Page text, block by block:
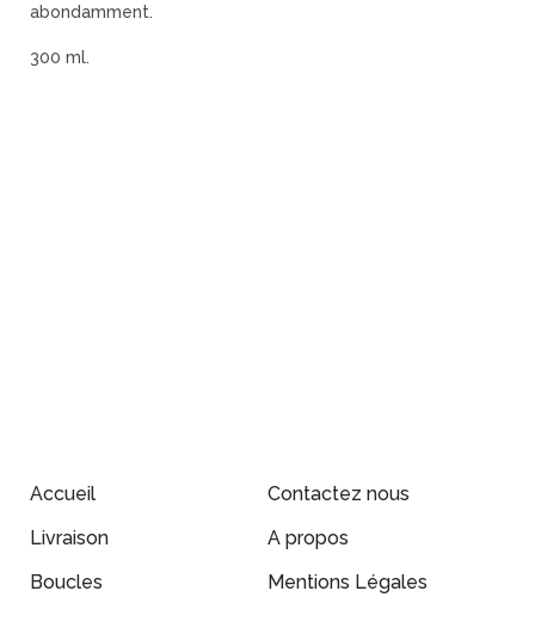
abondamment.
300 ml.
Accueil
Contactez nous
Livraison
A propos
Boucles
Mentions Légales